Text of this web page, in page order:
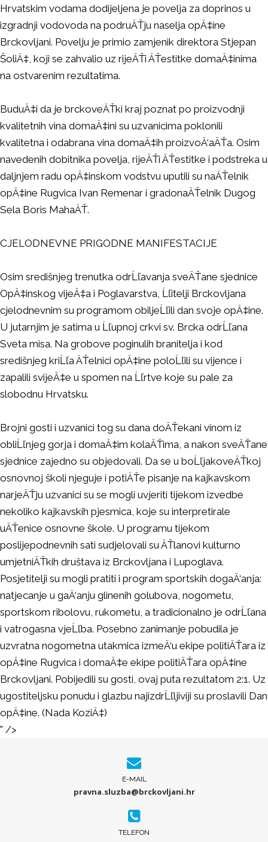
Hrvatskim vodama dodijeljena je povelja za doprinos u
izgradnji vodovoda na podruÄŤju naselja opÄ‡ine
Brckovljani. Povelju je primio zamjenik direktora Stjepan
ŠoliÄ‡, koji se zahvalio uz rijeÄŤi ÄŤestitke domaÄ‡inima
na ostvarenim rezultatima.
BuduÄ‡i da je brckoveÄŤki kraj poznat po proizvodnji
kvalitetnih vina domaÄ‡ini su uzvanicima poklonili
kvalitetna i odabrana vina domaÄ‡ih proizvoÄ‘aÄŤa. Osim
navedenih dobitnika povelja, rijeÄŤi ÄŤestitke i podstreka u
daljnjem radu opÄ‡inskom vodstvu uputili su naÄŤelnik
opÄ‡ine Rugvica Ivan Remenar i gradonaÄŤelnik Dugog
Sela Boris MahaÄŤ.
CJELODNEVNE PRIGODNE MANIFESTACIJE
Osim središnjeg trenutka odrĹľavanja sveÄŤane sjednice
OpÄ‡inskog vijeÄ‡a i Poglavarstva, Ĺľitelji Brckovljana
cjelodnevnim su programom obiljeĹľili dan svoje opÄ‡ine.
U jutarnjim je satima u Ĺľupnoj crkvi sv. Brcka odrĹľana
Sveta misa. Na grobove poginulih branitelja i kod
središnjeg kriĹľa ÄŤelnici opÄ‡ine poloĹľili su vijence i
zapalili svijeÄ‡e u spomen na Ĺľrtve koje su pale za
slobodnu Hrvatsku.
Brojni gosti i uzvanici tog su dana doÄŤekani vinom iz
obliĹľnjeg gorja i domaÄ‡im kolaÄŤima, a nakon sveÄŤane
sjednice zajedno su objedovali. Da se u boĹľjakoveÄŤkoj
osnovnoj školi njeguje i potiÄŤe pisanje na kajkavskom
narjeÄŤju uzvanici su se mogli uvjeriti tijekom izvedbe
nekoliko kajkavskih pjesmica, koje su interpretirale
uÄŤenice osnovne škole. U programu tijekom
poslijepodnevnih sati sudjelovali su ÄŤlanovi kulturno
umjetniÄŤkih društava iz Brckovljana i Lupoglava.
Posjetitelji su mogli pratiti i program sportskih dogaÄ‘anja:
natjecanje u gaÄ‘anju glinenih golubova, nogometu,
sportskom ribolovu, rukometu, a tradicionalno je odrĹľana
i vatrogasna vjeĹľba. Posebno zanimanje pobudila je
uzvratna nogometna utakmica izmeÄ‘u ekipe politiÄŤara iz
opÄ‡ine Rugvica i domaÄ‡e ekipe politiÄŤara opÄ‡ine
Brckovljani. Pobijedili su gosti, ovaj puta rezultatom 2:1. Uz
ugostiteljsku ponudu i glazbu najizdrĹľljiviji su proslavili Dan
opÄ‡ine. (Nada KoziÄ‡)
" />
E-MAIL
pravna.sluzba@brckovljani.hr
TELEFON